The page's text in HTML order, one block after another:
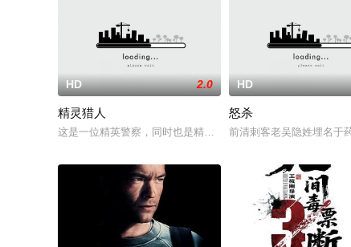
HD 2.0
精灵猎人
这是一位精英警察，同时也是精灵猎手。在调查一系列血腥谋
HD
怒杀
前清刺客老吴隐姓埋名于